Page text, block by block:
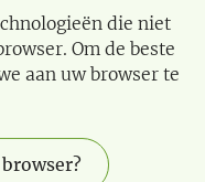
die niet
Om de beste
aan uw browser te